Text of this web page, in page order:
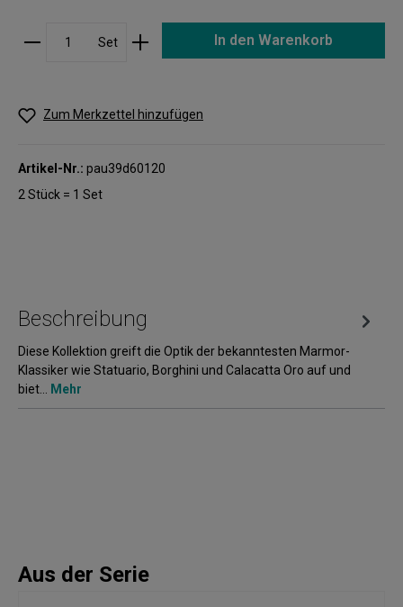
Set In den Warenkorb
Zum Merkzettel hinzufügen
Artikel-Nr.: pau39d60120
2 Stück = 1 Set
Beschreibung
Diese Kollektion greift die Optik der bekanntesten Marmor-
Klassiker wie Statuario, Borghini und Calacatta Oro auf und
biet… Mehr
Aus der Serie